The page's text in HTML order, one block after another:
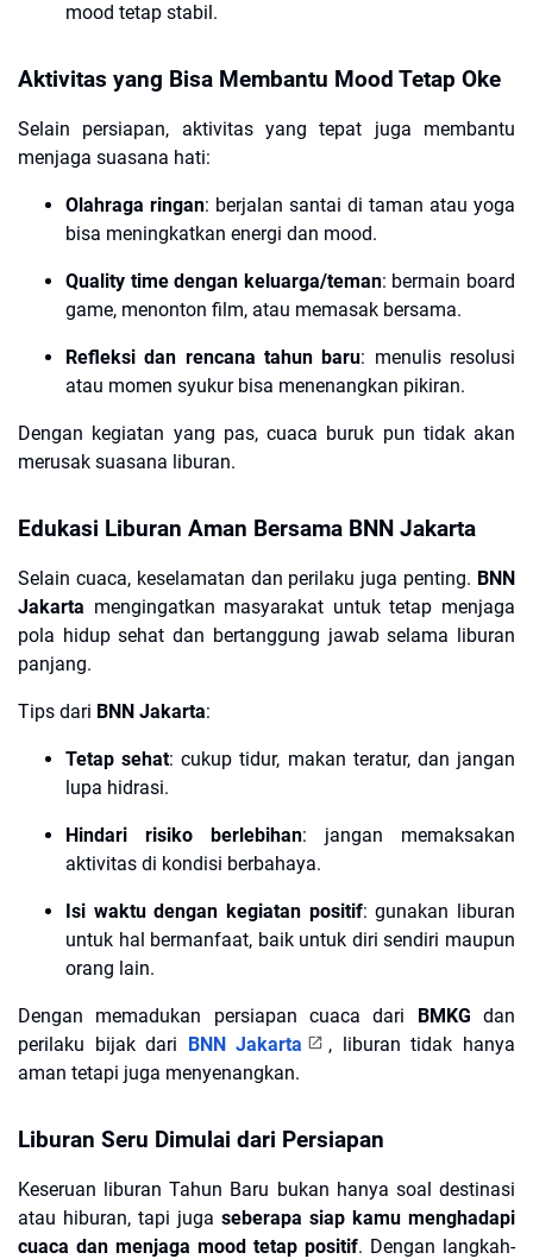
mood tetap stabil.
Aktivitas yang Bisa Membantu Mood Tetap Oke
Selain persiapan, aktivitas yang tepat juga membantu
menjaga suasana hati:
Olahraga ringan: berjalan santai di taman atau yoga
bisa meningkatkan energi dan mood.
Quality time dengan keluarga/teman: bermain board
game, menonton film, atau memasak bersama.
Refleksi dan rencana tahun baru: menulis resolusi
atau momen syukur bisa menenangkan pikiran.
Dengan kegiatan yang pas, cuaca buruk pun tidak akan
merusak suasana liburan.
Edukasi Liburan Aman Bersama BNN Jakarta
Selain cuaca, keselamatan dan perilaku juga penting. BNN
Jakarta mengingatkan masyarakat untuk tetap menjaga
pola hidup sehat dan bertanggung jawab selama liburan
panjang.
Tips dari BNN Jakarta:
Tetap sehat: cukup tidur, makan teratur, dan jangan
lupa hidrasi.
Hindari risiko berlebihan: jangan memaksakan
aktivitas di kondisi berbahaya.
Isi waktu dengan kegiatan positif: gunakan liburan
untuk hal bermanfaat, baik untuk diri sendiri maupun
orang lain.
Dengan memadukan persiapan cuaca dari BMKG dan
perilaku bijak dari
BNN Jakarta
, liburan tidak hanya
aman tetapi juga menyenangkan.
Liburan Seru Dimulai dari Persiapan
Keseruan liburan Tahun Baru bukan hanya soal destinasi
atau hiburan, tapi juga seberapa siap kamu menghadapi
cuaca dan menjaga mood tetap positif. Dengan langkah-